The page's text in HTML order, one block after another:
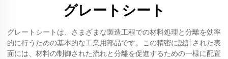
グレートシート
グレートシートは、さまざまな製造工程での材料処理と分離を効率
的に行うための基本的な工業用部品です。この精密に設計された表
面には、材料の制御された流れと分離を促進するための一様に配置